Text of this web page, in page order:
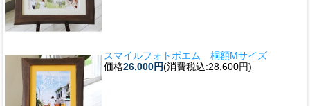
スマイルフォトポエム 桐額Mサイズ
価格26,000円(消費税込:28,600円)